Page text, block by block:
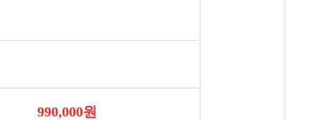
990,000원